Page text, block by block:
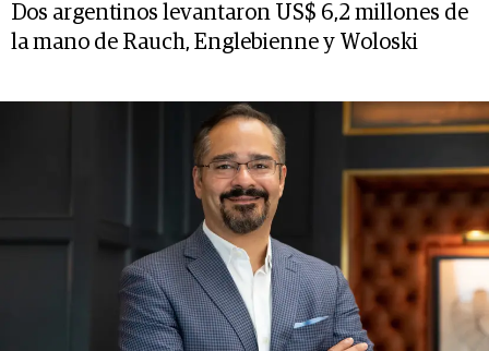
Dos argentinos levantaron US$ 6,2 millones de
la mano de Rauch, Englebienne y Woloski